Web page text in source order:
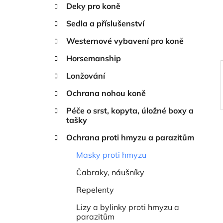
Deky pro koně
Sedla a příslušenství
Westernové vybavení pro koně
Horsemanship
Lonžování
Ochrana nohou koně
Péče o srst, kopyta, úložné boxy a
tašky
Ochrana proti hmyzu a parazitům
Masky proti hmyzu
Čabraky, náušníky
Repelenty
Lizy a bylinky proti hmyzu a
parazitům